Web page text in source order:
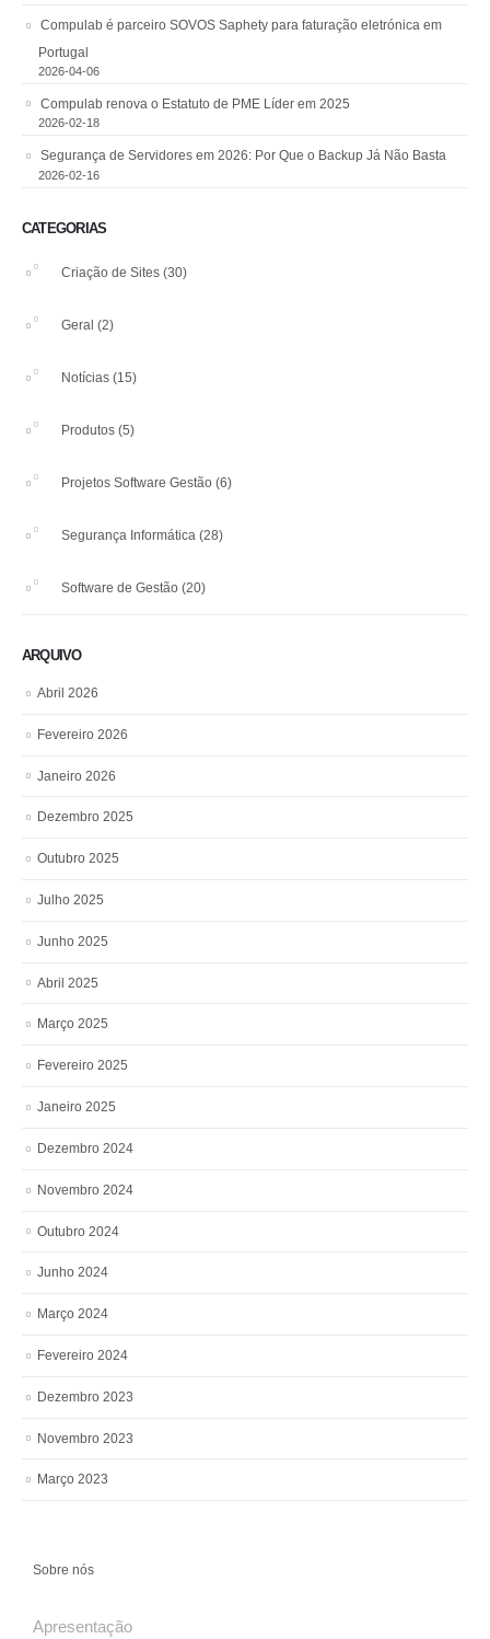
Compulab é parceiro SOVOS Saphety para faturação eletrónica em
Portugal
2026-04-06
Compulab renova o Estatuto de PME Líder em 2025
2026-02-18
Segurança de Servidores em 2026: Por Que o Backup Já Não Basta
2026-02-16
CATEGORIAS
Criação de Sites (30)
Geral (2)
Notícias (15)
Produtos (5)
Projetos Software Gestão (6)
Segurança Informática (28)
Software de Gestão (20)
ARQUIVO
Abril 2026
Fevereiro 2026
Janeiro 2026
Dezembro 2025
Outubro 2025
Julho 2025
Junho 2025
Abril 2025
Março 2025
Fevereiro 2025
Janeiro 2025
Dezembro 2024
Novembro 2024
Outubro 2024
Junho 2024
Março 2024
Fevereiro 2024
Dezembro 2023
Novembro 2023
Março 2023
Sobre nós
Apresentação